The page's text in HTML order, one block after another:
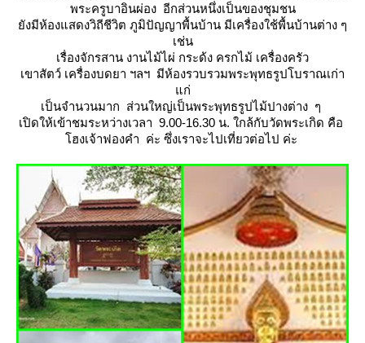
พระครูบาอินผ่อง อีกส่วนหนึ่งเป็นของชุมชน
ังมีห้องแสดงวิถีชีวิต ภูมิปัญญาพื้นบ้าน มีเครื่องใช้พื้นบ้านต่าง ๆ
เช่น
เรื่องจักรสาน งานไม้ไผ่ กระด้ง ครกไม้ เครื่องครัว
เขาสัตว์ เครื่องบดยา ฯลฯ มีห้องรวบรวมพระพุทธรูปโบราณเก่า
ก่
เป็นจำนวนมาก ส่วนใหญ่เป็นพระพุทธรูปไม้ปางต่าง ๆ
เปิดให้เข้าชมระหว่างเวลา 9.00-16.30 น. ใกล้กับวัดพระเกิด คือ
ฮงเจ้าฟองคำ ค่ะ ซึ่งเราจะไปเที่ยวต่อไป ค่ะ